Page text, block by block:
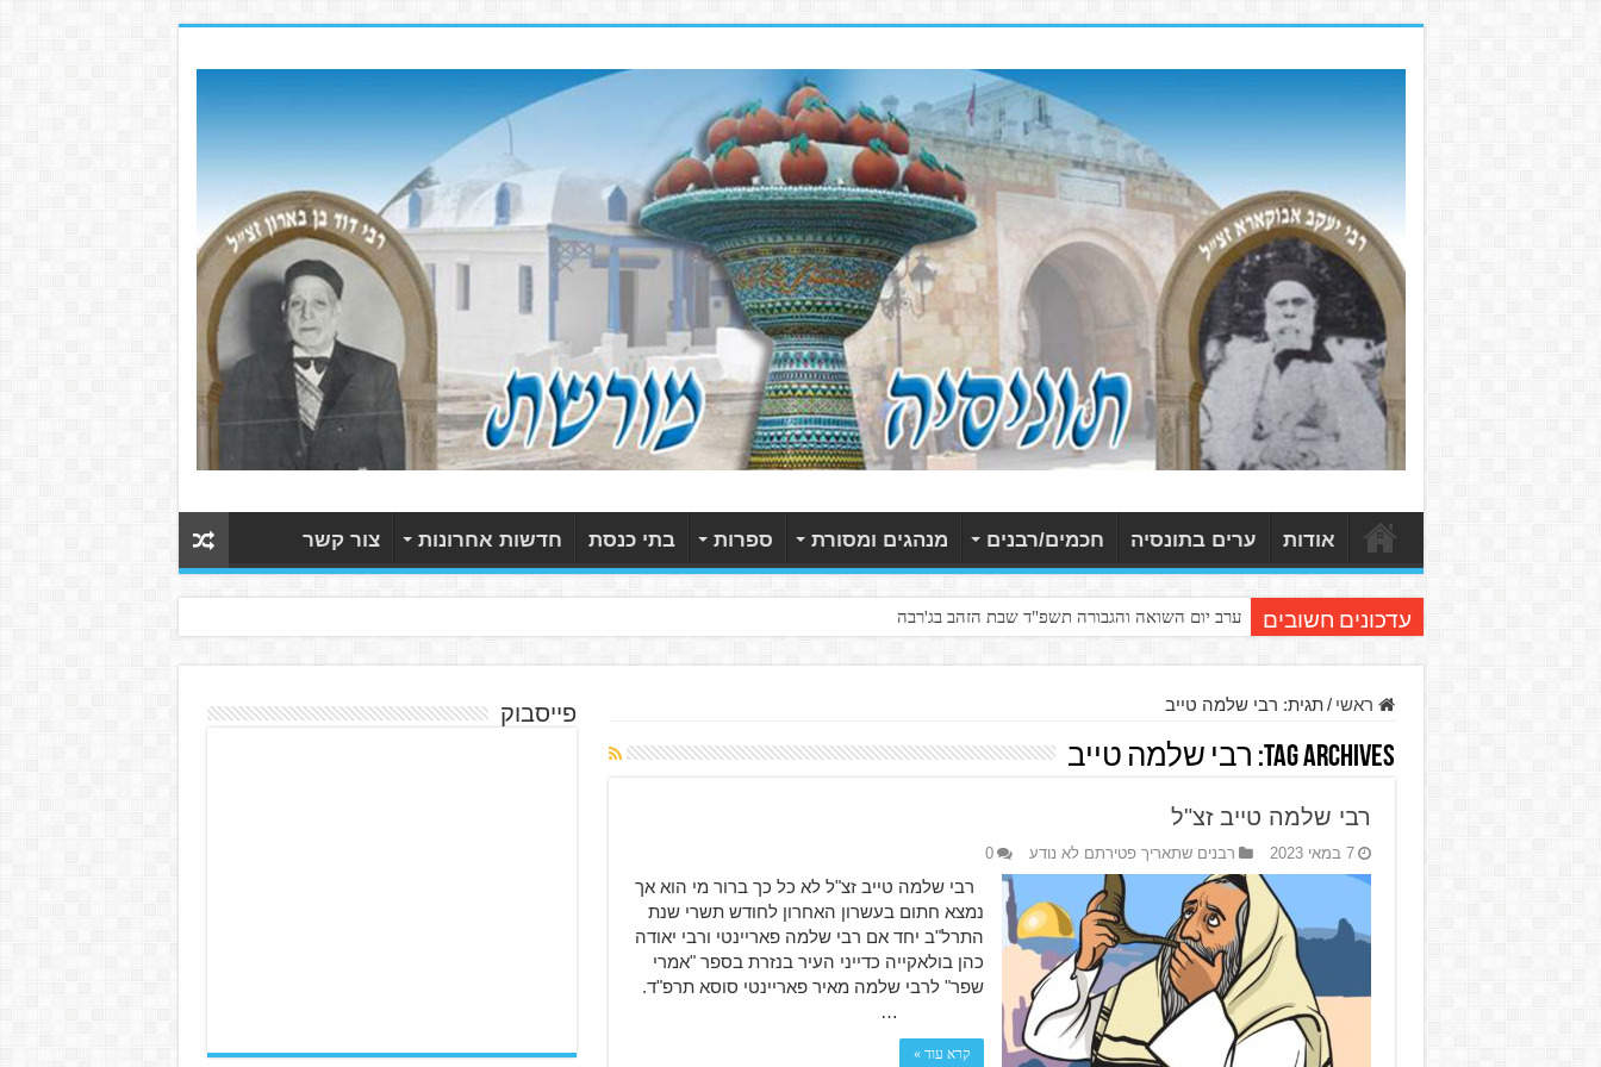
אודות ערים בתונסיה חכמים/רבנים מנהגים ומסורת ספרות בתי כנסת חדשות אחרונות צור קשר
עדכונים חשובים ערב יום השואה והגבורה תשפ"ד שבת הזהב בג'רבה
ראשי / תגית: רבי שלמה טייב
Tag Archives: רבי שלמה טייב
רבי שלמה טייב זצ"ל
7 במאי 2023 רבנים שתאריך פטירתם לא נודע 0
רבי שלמה טייב זצ"ל לא כל כך ברור מי הוא אך
נמצא חתום בעשרון האחרון לחודש תשרי שנת
התרל"ב יחד אם רבי שלמה פאריינטי ורבי יאודה
כהן בולאקייה כדייני העיר בנזרת בספר "אמרי
שפר" לרבי שלמה מאיר פאריינטי סוסא תרפ"ד.
…
קרא עוד »
פייסבוק